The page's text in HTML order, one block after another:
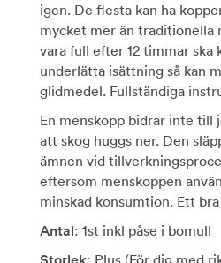
igen. De flesta kan ha
mycket mer än traditionella
vara full efter 12 timmar ska
underlätta isättning så kan
glidmedel. Fullständiga
En menskopp bidrar inte till
att skog huggs ner. Den
ämnen vid
eftersom menskoppen
minskad konsumtion. Ett
Antal: 1st inkl påse i bomull